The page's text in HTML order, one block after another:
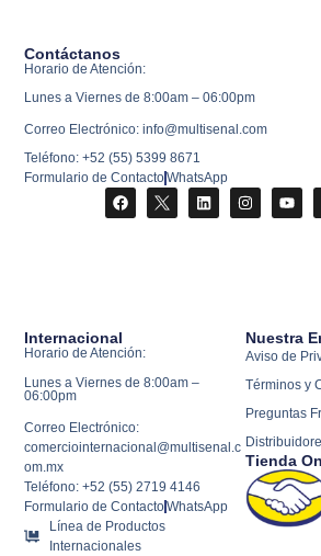
Nuestra
Aviso de
Términos y
Preguntas
Tienda
Internacional
Horario de Atención:
Lunes a Viernes de 8:00am –
06:00pm
Correo Electrónico:
comerciointernacional@multisenal.c
om.mx
Teléfono: +52 (55) 2719 4146
Formulario de ContactoWhatsApp
Línea de Productos
Internacionales
Contáctanos
Horario de Atención:
Lunes a Viernes de 8:00am – 06:00pm
Correo Electrónico: info@multisenal.com
Teléfono: +52 (55) 5399 8671
Formulario de ContactoWhatsApp